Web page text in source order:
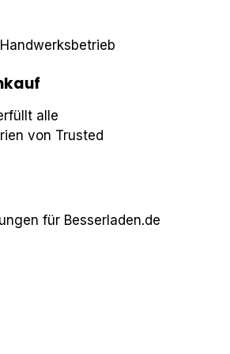
alle
von Trusted
für Besserladen.de